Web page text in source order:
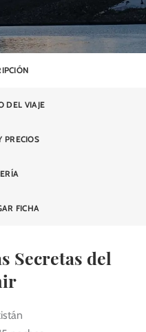
DEL VIAJE
PRECIOS
FICHA
Secretas del